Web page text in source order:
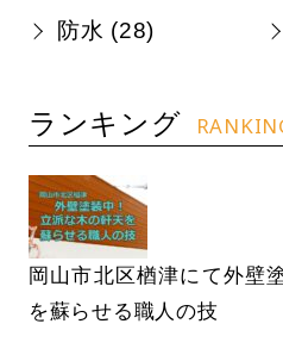
防水 (28)
ランキング
岡山市北区楢津にて外壁
を蘇らせる職人の技